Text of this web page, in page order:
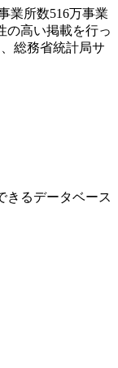
業所数516万事業
の高い掲載を行っ
総務省統計局サ
きるデータベース